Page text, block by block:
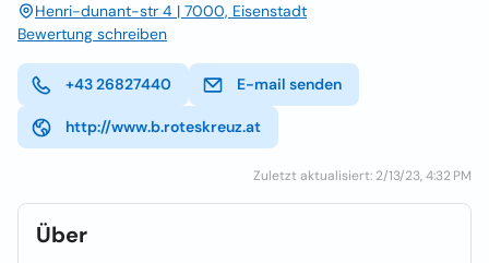
Henri-dunant-str 4 | 7000, Eisenstadt
Bewertung schreiben
+43 26827440 E-mail senden
http://www.b.roteskreuz.at
Zuletzt aktualisiert: 2/13/23, 4:32 PM
Über